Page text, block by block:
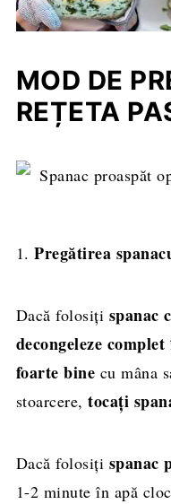
MOD DE
REȚETA
1.Pregătirea
Dacă folosiți spanac
decongeleze complet
foarte bine cu mâna
stoarcere,tocați
Dacă folosiți spanac
1-2 minute în apă